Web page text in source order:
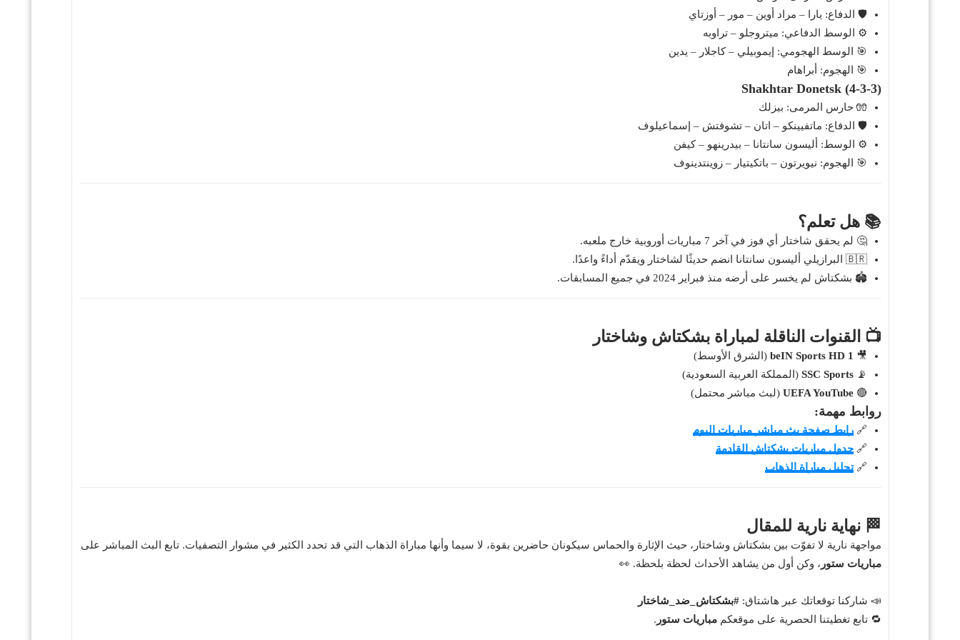
🛡️ الدفاع: يارا – مراد أوين – مور – أوزتاي
⚙️ الوسط الدفاعي: ميتروجلو – تراوبه
🎯 الوسط الهجومي: إيموبيلي – كاجلار – يدين
🎯 الهجوم: أبراهام
Shakhtar Donetsk (4-3-3)
🧤 حارس المرمى: بيزلك
🛡️ الدفاع: ماتفيينكو – اتان – تشوفتش – إسماعيلوف
⚙️ الوسط: أليسون سانتانا – بيدرينهو – كيفن
🎯 الهجوم: نيويرتون – باتكيتيار – زوينتدينوف
📚 هل تعلم؟
🤔 لم يحقق شاختار أي فوز في آخر 7 مباريات أوروبية خارج ملعبه.
🇧🇷 البرازيلي أليسون سانتانا انضم حديثًا لشاختار ويقدّم أداءً واعدًا.
🏟️ بشكتاش لم يخسر على أرضه منذ فبراير 2024 في جميع المسابقات.
📺 القنوات الناقلة لمباراة بشكتاش وشاختار
🎥
beIN Sports HD 1 (الشرق الأوسط)
📡
SSC Sports (المملكة العربية السعودية)
🔴
UEFA YouTube (لبث مباشر محتمل)
روابط مهمة:
🔗رابط صفحة بث مباشر مباريات اليوم
🔗جدول مباريات بشكتاش القادمة
🔗تحليل مباراة الذهاب
🏁 نهاية نارية للمقال
مواجهة نارية لا تفوّت بين بشكتاش وشاختار، حيث الإثارة والحماس سيكونان حاضرين بقوة، لا سيما وأنها مباراة الذهاب التي قد تحدد الكثير في مشوار التصفيات. تابع البث المباشر على
مباريات ستور ، وكن أول من يشاهد الأحداث لحظة بلحظة. 👀
📣 شاركنا توقعاتك عبر هاشتاق:#بشكتاش_ضد_شاختار
🔁 تابع تغطيتنا الحصرية على موقعكممباريات ستور .